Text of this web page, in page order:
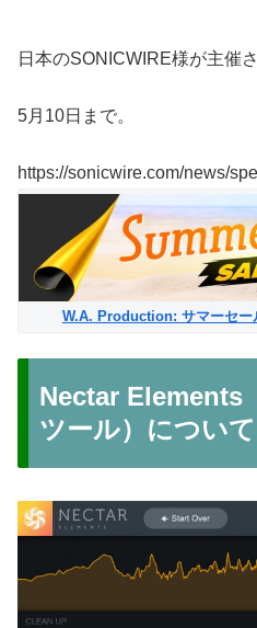
日本のSONICWIRE様が主催
5月10日まで。
https://sonicwire.com/news/
W.A. Production: サマーセー
Nectar Elements
ツール）について